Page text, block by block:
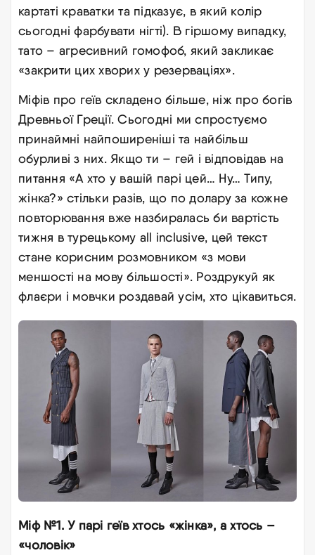
картаті краватки та підказує, в який колір
сьогодні фарбувати нігті). В гіршому випадку,
тато – агресивний гомофоб, який закликає
«закрити цих хворих у резерваціях».
Міфів про геїв складено більше, ніж про богів
Древньої Греції. Сьогодні ми спростуємо
принаймні найпоширеніші та найбільш
обурливі з них. Якщо ти – гей і відповідав на
питання «А хто у вашій парі цей… Ну… Типу,
жінка?» стільки разів, що по долару за кожне
повторювання вже назбиралась би вартість
тижня в турецькому all inclusive, цей текст
стане корисним розмовником «з мови
меншості на мову більшості». Роздрукуй як
флаєри і мовчки роздавай усім, хто цікавиться.
Міф №1. У парі геїв хтось «жінка», а хтось –
«чоловік»